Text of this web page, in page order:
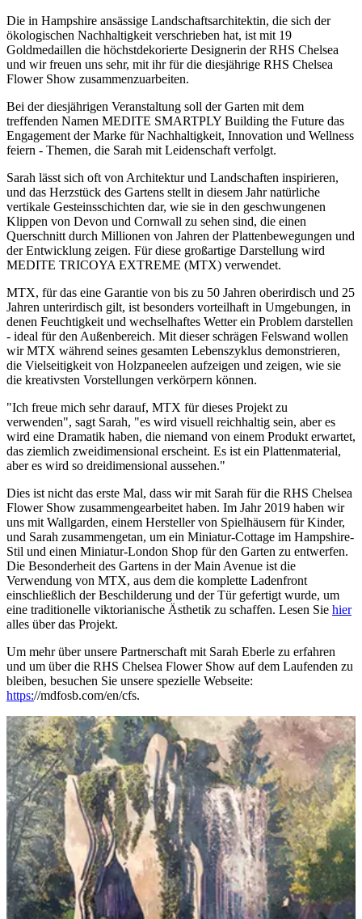
Die in Hampshire ansässige Landschaftsarchitektin, die sich der
ökologischen Nachhaltigkeit verschrieben hat, ist mit 19
Goldmedaillen die höchstdekorierte Designerin der RHS Chelsea
und wir freuen uns sehr, mit ihr für die diesjährige RHS Chelsea
Flower Show zusammenzuarbeiten.
Bei der diesjährigen Veranstaltung soll der Garten mit dem
treffenden Namen MEDITE SMARTPLY Building the Future das
Engagement der Marke für Nachhaltigkeit, Innovation und Wellness
feiern - Themen, die Sarah mit Leidenschaft verfolgt.
Sarah lässt sich oft von Architektur und Landschaften inspirieren,
und das Herzstück des Gartens stellt in diesem Jahr natürliche
vertikale Gesteinsschichten dar, wie sie in den geschwungenen
Klippen von Devon und Cornwall zu sehen sind, die einen
Querschnitt durch Millionen von Jahren der Plattenbewegungen und
der Entwicklung zeigen. Für diese großartige Darstellung wird
MEDITE TRICOYA EXTREME (MTX) verwendet.
MTX, für das eine Garantie von bis zu 50 Jahren oberirdisch und 25
Jahren unterirdisch gilt, ist besonders vorteilhaft in Umgebungen, in
denen Feuchtigkeit und wechselhaftes Wetter ein Problem darstellen
- ideal für den Außenbereich. Mit dieser schrägen Felswand wollen
wir MTX während seines gesamten Lebenszyklus demonstrieren,
die Vielseitigkeit von Holzpaneelen aufzeigen und zeigen, wie sie
die kreativsten Vorstellungen verkörpern können.
"Ich freue mich sehr darauf, MTX für dieses Projekt zu
verwenden", sagt Sarah, "es wird visuell reichhaltig sein, aber es
wird eine Dramatik haben, die niemand von einem Produkt erwartet,
das ziemlich zweidimensional erscheint. Es ist ein Plattenmaterial,
aber es wird so dreidimensional aussehen."
Dies ist nicht das erste Mal, dass wir mit Sarah für die RHS Chelsea
Flower Show zusammengearbeitet haben. Im Jahr 2019 haben wir
uns mit Wallgarden, einem Hersteller von Spielhäusern für Kinder,
und Sarah zusammengetan, um ein Miniatur-Cottage im Hampshire-
Stil und einen Miniatur-London Shop für den Garten zu entwerfen.
Die Besonderheit des Gartens in der Main Avenue ist die
Verwendung von MTX, aus dem die komplette Ladenfront
einschließlich der Beschilderung und der Tür gefertigt wurde, um
eine traditionelle viktorianische Ästhetik zu schaffen. Lesen Sie hier
alles über das Projekt.
Um mehr über unsere Partnerschaft mit Sarah Eberle zu erfahren
und um über die RHS Chelsea Flower Show auf dem Laufenden zu
bleiben, besuchen Sie unsere spezielle Webseite:
https://mdfosb.com/en/cfs.